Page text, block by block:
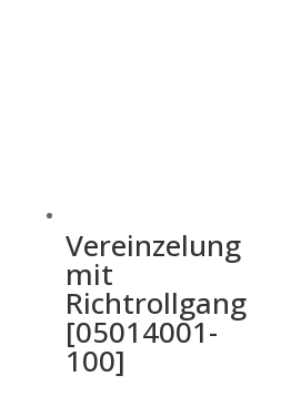
Vereinzelung
mit
Richtrollgang
[05014001-
100]